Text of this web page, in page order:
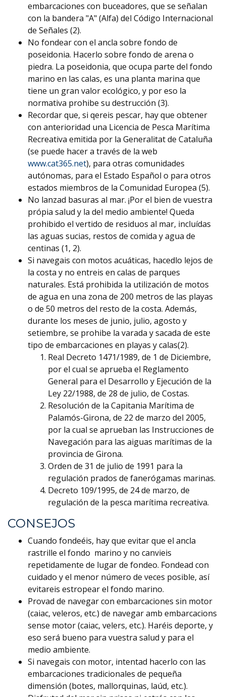
embarcaciones con buceadores, que se señalan
con la bandera "A" (Alfa) del Código Internacional
de Señales (2).
No fondear con el ancla sobre fondo de
poseidonia. Hacerlo sobre fondo de arena o
piedra. La poseidonia, que ocupa parte del fondo
marino en las calas, es una planta marina que
tiene un gran valor ecológico, y por eso la
normativa prohibe su destrucción (3).
Recordar que, si qereis pescar, hay que obtener
con anterioridad una Licencia de Pesca Marítima
Recreativa emitida por la Generalitat de Cataluña
(se puede hacer a través de la web
www.cat365.net), para otras comunidades
autónomas, para el Estado Español o para otros
estados miembros de la Comunidad Europea (5).
No lanzad basuras al mar. ¡Por el bien de vuestra
própia salud y la del medio ambiente! Queda
prohibido el vertido de residuos al mar, incluídas
las aguas sucias, restos de comida y agua de
centinas (1, 2).
Si navegais con motos acuáticas, hacedlo lejos de
la costa y no entreis en calas de parques
naturales. Está prohibida la utilización de motos
de agua en una zona de 200 metros de las playas
o de 50 metros del resto de la costa. Además,
durante los meses de junio, julio, agosto y
setiembre, se prohibe la varada y sacada de este
tipo de embarcaciones en playas y calas(2).
Real Decreto 1471/1989, de 1 de Diciembre,
por el cual se aprueba el Reglamento
General para el Desarrollo y Ejecución de la
Ley 22/1988, de 28 de julio, de Costas.
Resolución de la Capitania Marítima de
Palamós-Girona, de 22 de marzo del 2005,
por la cual se aprueban las Instrucciones de
Navegación para las aiguas marítimas de la
provincia de Girona.
Orden de 31 de julio de 1991 para la
regulación prados de fanerógamas marinas.
Decreto 109/1995, de 24 de marzo, de
regulación de la pesca marítima recreativa.
CONSEJOS
Cuando fondeéis, hay que evitar que el ancla
rastrille el fondo marino y no canvieis
repetidamente de lugar de fondeo. Fondead con
cuidado y el menor número de veces posible, así
evitareis estropear el fondo marino.
Provad de navegar con embarcaciones sin motor
(caiac, veleros, etc.) de navegar amb embarcacions
sense motor (caiac, velers, etc.). Haréis deporte, y
eso será bueno para vuestra salud y para el
medio ambiente.
Si navegais con motor, intentad hacerlo con las
embarcaciones tradicionales de pequeña
dimensión (botes, mallorquinas, laúd, etc.).